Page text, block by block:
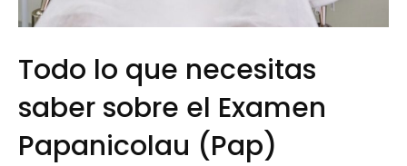
Todo lo que necesitas
saber sobre el Examen
Papanicolau (Pap)